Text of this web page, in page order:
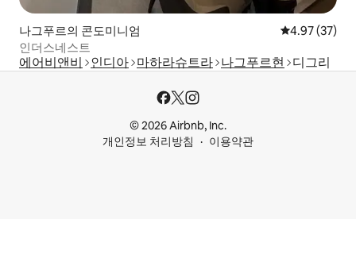
나그푸르의 콘도미니엄 평점 4.97점(5
4.97 (37)
인더스네스트
에어비앤비 인디아 마하라슈트라 나그푸르현 디그리
© 2026 Airbnb, Inc.
개인정보 처리방침
이용약관